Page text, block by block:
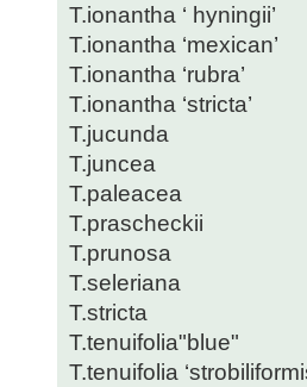
T.ionantha ‘ hyningii’
T.ionantha ‘mexican’
T.ionantha ‘rubra’
T.ionantha ‘stricta’
T.jucunda
T.juncea
T.paleacea
T.prascheckii
T.prunosa
T.seleriana
T.stricta
T.tenuifolia"blue"
T.tenuifolia